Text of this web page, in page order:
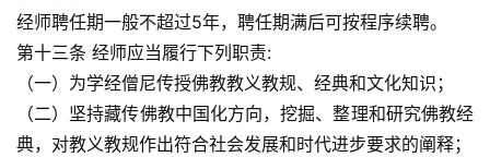
佛
教
人
物
登录 注册
经师聘任期一般不超过5年，聘任期满后可按程序续聘。
第十三条 经师应当履行下列职责:
（一）为学经僧尼传授佛教教义教规、经典和文化知识；
（二）坚持藏传佛教中国化方向，挖掘、整理和研究佛教经
典，对教义教规作出符合社会发展和时代进步要求的阐释；